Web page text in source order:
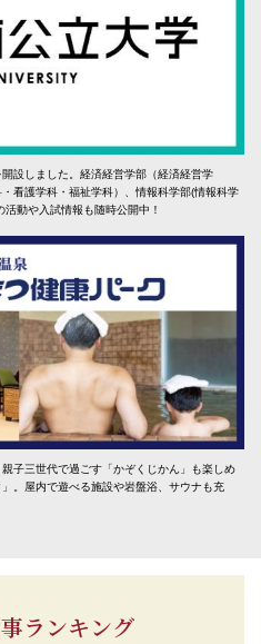
設しました。経済経営学部（経済経営学
看護学科・福祉学科）、情報科学部(情報科学
動や入試情報も随時公開中！
子三世代で過ごす「かぞくじかん」も楽しめ
。屋内で遊べる施設や岩盤浴、サウナも充
ランキング